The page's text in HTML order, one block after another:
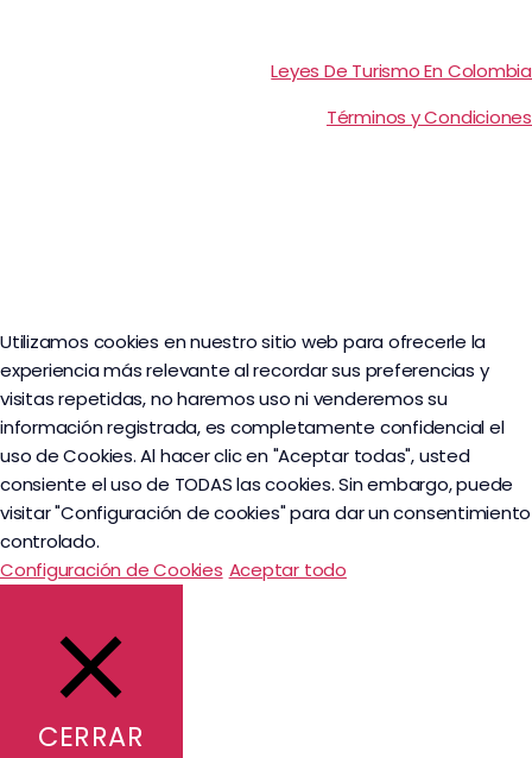
Leyes De Turismo En Colombia
Términos y Condiciones
Utilizamos cookies en nuestro sitio web para ofrecerle la
experiencia más relevante al recordar sus preferencias y
visitas repetidas, no haremos uso ni venderemos su
información registrada, es completamente confidencial el
uso de Cookies. Al hacer clic en "Aceptar todas", usted
consiente el uso de TODAS las cookies. Sin embargo, puede
visitar "Configuración de cookies" para dar un consentimiento
controlado.
Configuración de Cookies Aceptar todo
CERRAR